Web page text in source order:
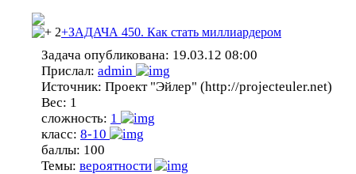
2+ЗАДАЧА 450. Как стать миллиардером
Задача опубликована: 19.03.12 08:00
Прислал: admin
Источник: Проект "Эйлер" (http://projecteuler.net)
Вес: 1
сложность: 1
класс: 8-10
баллы: 100
Темы: вероятности